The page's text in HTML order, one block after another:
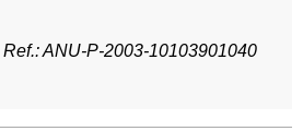
Ref.: ANU-P-2003-10103901040